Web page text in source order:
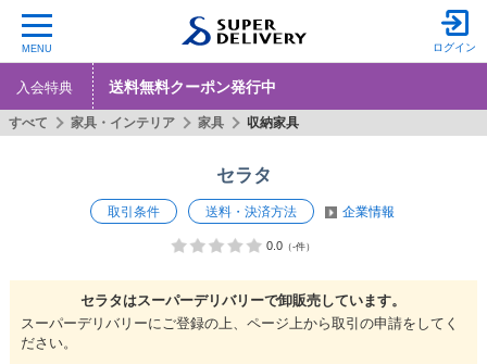
MENU ログイン
入会特典 送料無料クーポン発行中
セラタ
取引条件 送料・決済方法 企業情報
0.0（-件）
セラタはスーパーデリバリーで卸販売しています。
スーパーデリバリーにご登録の上、ページ上から取引の申請をしてく
ださい。
すべて 家具・インテリア 家具 収納家具